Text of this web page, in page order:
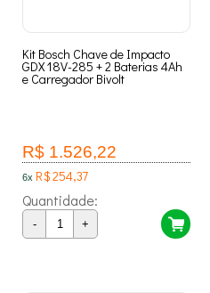
Kit Bosch Chave de Impacto
GDX 18V-285 + 2 Baterias 4Ah
e Carregador Bivolt
R$ 1.526,22
6x R$ 254,37
Quantidade:
- +